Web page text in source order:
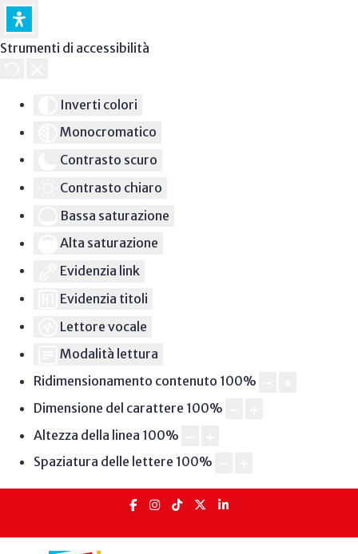
Strumenti di accessibilità
Inverti colori
Monocromatico
Contrasto scuro
Contrasto chiaro
Bassa saturazione
Alta saturazione
Evidenzia link
Evidenzia titoli
Lettore vocale
Modalità lettura
Ridimensionamento contenuto 100%
Dimensione del carattere 100%
Altezza della linea 100%
Spaziatura delle lettere 100%